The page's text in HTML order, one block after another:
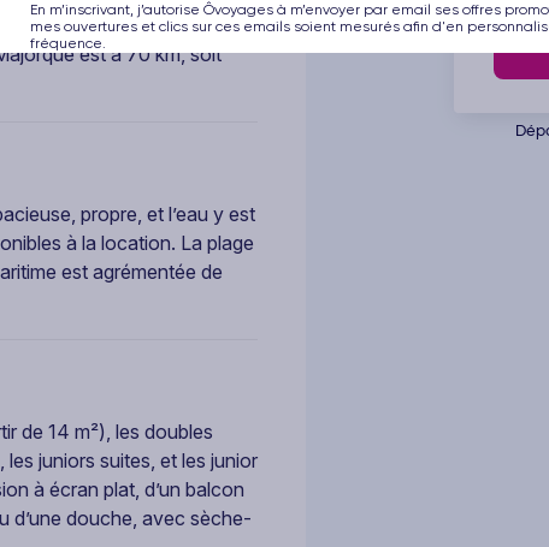
Milor, petite station
est à 70 km, soit
propre, et l’eau y est
à la location. La plage
est agrémentée de
de 14 m²), les doubles
juniors suites, et les junior
à écran plat, d’un balcon
d’une douche, avec sèche-
En m’inscrivant, j’autorise Ôvoyages à m’envoyer par email ses offres
mes ouvertures et clics sur ces emails soient mesurés afin d'en
fréquence.